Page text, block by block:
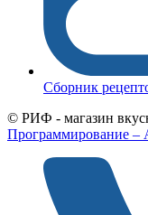
Сборник
© РИФ - магазин
Программирование –